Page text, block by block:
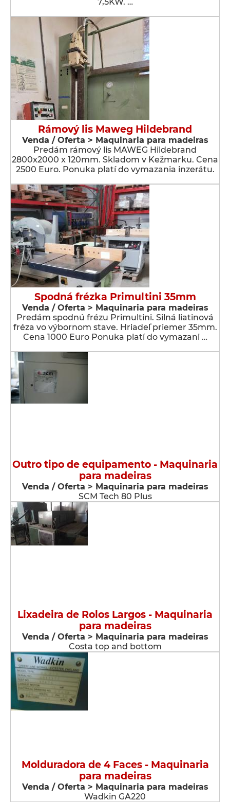
Rámový lis Maweg Hildebrand
Venda / Oferta > Maquinaria para madeiras
Predám rámový lis MAWEG Hildebrand
2800x2000 x 120mm. Skladom v Kežmarku. Cena
2500 Euro. Ponuka platí do vymazania inzerátu.
Spodná frézka Primultini 35mm
Venda / Oferta > Maquinaria para madeiras
Predám spodnú frézu Primultini. Silná liatinová
fréza vo výbornom stave. Hriadeľ priemer 35mm.
Cena 1000 Euro Ponuka platí do vymazani …
Outro tipo de equipamento - Maquinaria
para madeiras
Venda / Oferta > Maquinaria para madeiras
SCM Tech 80 Plus
Lixadeira de Rolos Largos - Maquinaria
para madeiras
Venda / Oferta > Maquinaria para madeiras
Costa top and bottom
Molduradora de 4 Faces - Maquinaria
para madeiras
Venda / Oferta > Maquinaria para madeiras
Wadkin GA220